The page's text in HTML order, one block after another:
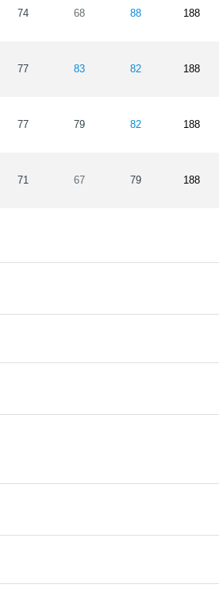
74 68 88 188
77 83 82 188
77 79 82 188
71 67 79 188